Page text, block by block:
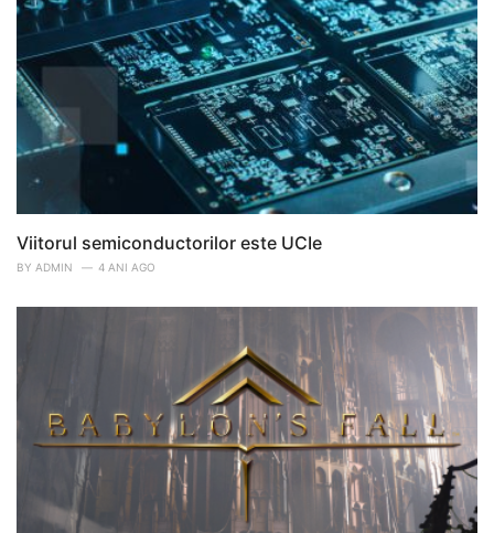
Viitorul semiconductorilor este UCIe
BY ADMIN 4 ANI AGO